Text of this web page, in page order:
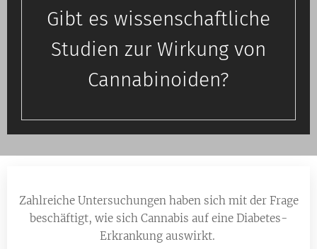
Gibt es wissenschaftliche
Studien zur Wirkung von
Cannabinoiden?
Zahlreiche Untersuchungen haben sich mit der Frage
beschäftigt, wie sich Cannabis auf eine Diabetes-
Erkrankung auswirkt.